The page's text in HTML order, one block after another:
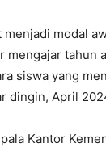
modal
mengajar tahun
siswa yang
dingin, April
Kantor